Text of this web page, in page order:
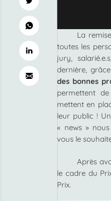
La
toutes les
jury,
dernière,
des bonnes
permettent de
mettent en
leur public !
« news »
vous le
Après
le cadre du
Prix.